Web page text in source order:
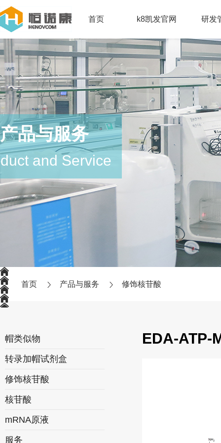
首页 k8凯发官网 研发
产品与服务
and Service
首页 产品与服务 修饰核苷酸
帽类似物
转录加帽试剂盒
修饰核苷酸
核苷酸
mRNA原液
服务
EDA-ATP-